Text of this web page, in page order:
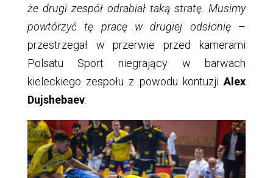
że drugi zespół odrabiał taką stratę. Musimy
powtórzyć tę pracę w drugiej odsłonię–
przestrzegał w przerwie przed kamerami
Polsatu Sport niegrający w barwach
kieleckiego zespołu z powodu kontuzjiAlex
Dujshebaev.